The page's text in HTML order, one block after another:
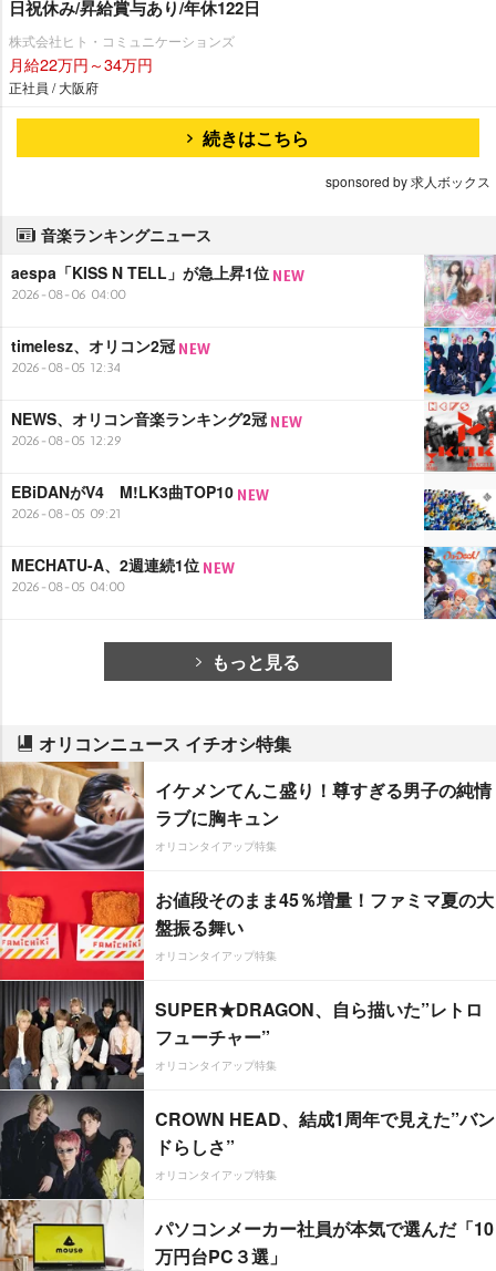
日祝休み/昇給賞与あり/年休122日
株式会社ヒト・コミュニケーションズ
月給22万円～34万円
正社員 / 大阪府
続きはこちら
sponsored by 求人ボックス
音楽ランキングニュース
aespa「KISS N TELL」が急上昇1位
2026-08-06 04:00
timelesz、オリコン2冠
2026-08-05 12:34
NEWS、オリコン音楽ランキング2冠
2026-08-05 12:29
EBiDANがV4 M!LK3曲TOP10
2026-08-05 09:21
MECHATU-A、2週連続1位
2026-08-05 04:00
もっと見る
オリコンニュース イチオシ特集
イケメンてんこ盛り！尊すぎる男子の純情
ラブに胸キュン
オリコンタイアップ特集
お値段そのまま45％増量！ファミマ夏の大
盤振る舞い
オリコンタイアップ特集
SUPER★DRAGON、自ら描いた”レトロ
フューチャー”
オリコンタイアップ特集
CROWN HEAD、結成1周年で見えた”バン
ドらしさ”
オリコンタイアップ特集
パソコンメーカー社員が本気で選んだ「10
万円台PC３選」